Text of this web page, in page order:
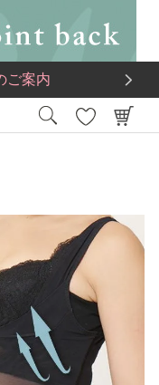
ご案内
glamore